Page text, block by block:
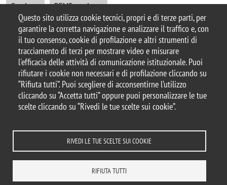
Questo sito utilizza cookie tecnici, propri e di terze parti, per
garantire la corretta navigazione e analizzare il traffico e, con
il tuo consenso, cookie di profilazione e altri strumenti di
tracciamento di terzi per mostrare video e misurare
l'efficacia delle attività di comunicazione istituzionale. Puoi
rifiutare i cookie non necessari e di profilazione cliccando su
“Rifiuta tutti”. Puoi scegliere di acconsentirne l’utilizzo
cliccando su “Accetta tutti” oppure puoi personalizzare le tue
scelte cliccando su “Rivedi le tue scelte sui cookie”.
RIVEDI LE TUE SCELTE SUI COOKIE
RIFIUTA TUTTI
Seminars
DEMS seminars
© 2025 Università degli Studi di Milano-Bicocca
Piazza dell'Ateneo Nuovo, 1 - 20126, Milano
Casella PEC:ateneo.bicocca@pec.unimib.it
P.I. 12621570154 |
redazioneweb.dems@unimib.it
Note legali Privacy e cookie policy Amministrazione trasparente
Accessibilità
Rivedi le tue scelte sui cookie